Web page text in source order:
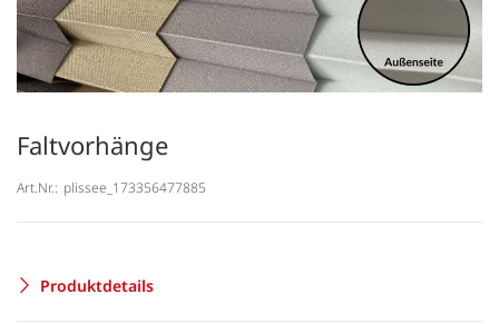
Faltvorhänge
Art.Nr.: plissee_173356477885
Produktdetails